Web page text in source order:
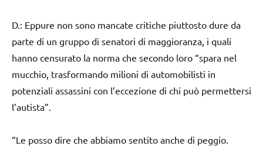
D.: Eppure non sono mancate critiche piuttosto dure da
parte di un gruppo di senatori di maggioranza, i quali
hanno censurato la norma che secondo loro “spara nel
mucchio, trasformando milioni di automobilisti in
potenziali assassini con l’eccezione di chi può permettersi
l’autista”.
“Le posso dire che abbiamo sentito anche di peggio.